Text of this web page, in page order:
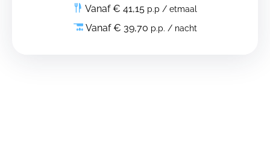
Vanaf € 41,15 p.p / etmaal
Vanaf € 39,70 p.p. / nacht